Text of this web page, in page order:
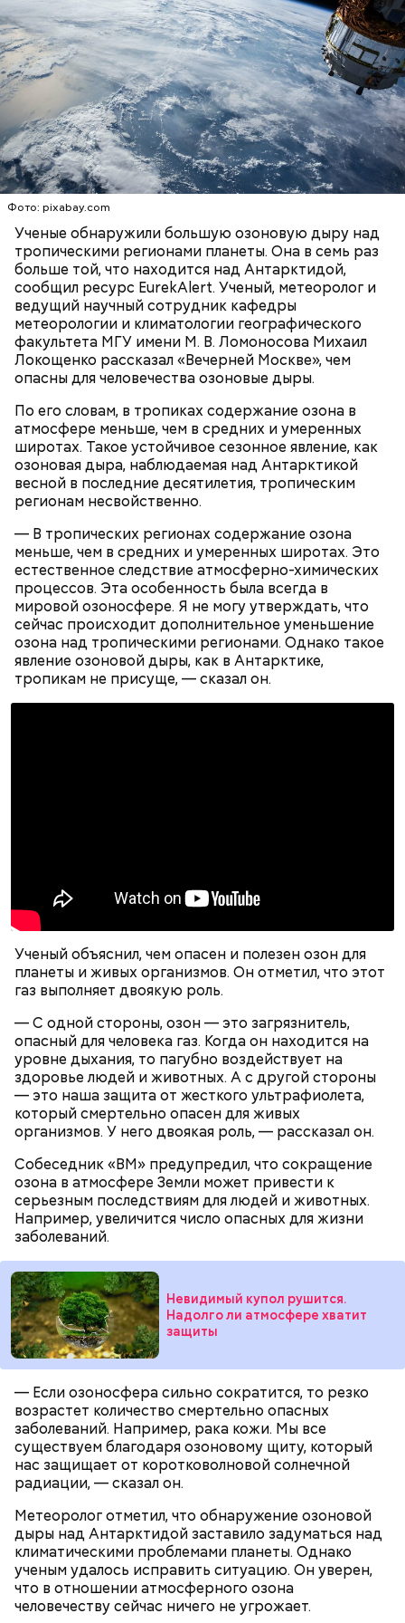
Фото: pixabay.com
Ученые обнаружили большую озоновую дыру над
тропическими регионами планеты. Она в семь раз
больше той, что находится над Антарктидой,
сообщил ресурс EurekAlert. Ученый, метеоролог и
ведущий научный сотрудник кафедры
метеорологии и климатологии географического
факультета МГУ имени М. В. Ломоносова Михаил
Локощенко рассказал «Вечерней Москве», чем
опасны для человечества озоновые дыры.
По его словам, в тропиках содержание озона в
атмосфере меньше, чем в средних и умеренных
широтах. Такое устойчивое сезонное явление, как
озоновая дыра, наблюдаемая над Антарктикой
весной в последние десятилетия, тропическим
регионам несвойственно.
— В тропических регионах содержание озона
меньше, чем в средних и умеренных широтах. Это
естественное следствие атмосферно-химических
процессов. Эта особенность была всегда в
мировой озоносфере. Я не могу утверждать, что
сейчас происходит дополнительное уменьшение
озона над тропическими регионами. Однако такое
явление озоновой дыры, как в Антарктике,
тропикам не присуще, — сказал он.
Ученый объяснил, чем опасен и полезен озон для
планеты и живых организмов. Он отметил, что этот
газ выполняет двоякую роль.
— С одной стороны, озон — это загрязнитель,
опасный для человека газ. Когда он находится на
уровне дыхания, то пагубно воздействует на
здоровье людей и животных. А с другой стороны
— это наша защита от жесткого ультрафиолета,
который смертельно опасен для живых
организмов. У него двоякая роль, — рассказал он.
Собеседник «ВМ» предупредил, что сокращение
озона в атмосфере Земли может привести к
серьезным последствиям для людей и животных.
Например, увеличится число опасных для жизни
заболеваний.
Невидимый купол рушится.
Надолго ли атмосфере хватит
защиты
— Если озоносфера сильно сократится, то резко
возрастет количество смертельно опасных
заболеваний. Например, рака кожи. Мы все
существуем благодаря озоновому щиту, который
нас защищает от коротковолновой солнечной
радиации, — сказал он.
Метеоролог отметил, что обнаружение озоновой
дыры над Антарктидой заставило задуматься над
климатическими проблемами планеты. Однако
ученым удалось исправить ситуацию. Он уверен,
что в отношении атмосферного озона
человечеству сейчас ничего не угрожает.
нужно застыть на месте и не двигаться;
нельзя ни в коем случае махать руками;
не стоит пытаться «поймать» молнию или
предметами.
— Может пробить заряд на человека. Нужно вести
себя очень осторожно, будто увидели дикого
зверя, затаиться, — добавил академик.
в России
— Заранее предсказать, как объект себя поведет,
невозможно. Если допустить резкое движение,
поток воздуха может увлечь шар за человеком, и
тот будет следовать за ним до тех пор, пока не
угаснет, — объяснил Бычков. — Но чаще всего они
не взрываются. Это редкий случай. Обычно энергия
у них кончается и они затухают.
Однако если молния все же взорвется, то это
может привести к тому, что человек получит ожоги
или загорится помещение, предупредил эксперт.
После получения предельно допустимой дозы
радиации Макеева вывели из 30-километровой
зоны отчуждения, где он до 3 мая проверял на
уровень радиационной зараженности
автотранспорт.
Одним из запоминающихся событий того периода
для Макеева стал футбольный матч между
киевским «Динамо» и мадридским «Атлетико»,
который состоялся 3 мая в Киеве. Полк Макеева жил
в палатках в лесу около Варовичей, в 12 километрах
от Припяти. А солдатам очень хотелось увидеть
трансляцию матча. Макеев поехал к секретарю
партийной организации колхоза и попросил
одолжить телевизор.
Вернулся Макеев в Киев в ночь с 3 на 4 мая. По его
словам, ему казалось, что он вернулся домой с
фронта с победой.
— Встречался с теми, кто уехал раньше, так как
раньше прибывал на место. Было большое чувство
радости от встречи с однополчанами, — говорит
он.
Молитва Николаю чудотворцу
О, всесвятый Николае, угодниче преизрядный
скорбех скорый помощниче!
Помози мне грешному и унылому в настоящем сем
житии, умоли Господа Бога даровати ми
оставление всех моих грехов, елико согреших от
юности моея, во всем житии моем, делом, словом,
Николай-угодник и народный
календарь
19 декабря с утра люди шли в церковь, служили
молебны святому Николаю, а после этого сообща
накрывали большие столы и начинали веселиться.
«Для кума Никольщина бражку варит, для кумы –
пироги печет»; «На Никольщину зови друга, зови и
ворога — оба будут друзья».